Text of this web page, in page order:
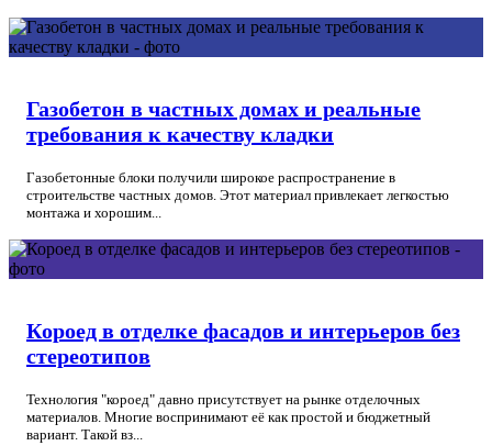
Газобетон в частных домах и реальные
требования к качеству кладки
Газобетонные блоки получили широкое распространение в
строительстве частных домов. Этот материал привлекает легкостью
монтажа и хорошим...
Короед в отделке фасадов и интерьеров без
стереотипов
Технология "короед" давно присутствует на рынке отделочных
материалов. Многие воспринимают её как простой и бюджетный
вариант. Такой вз...